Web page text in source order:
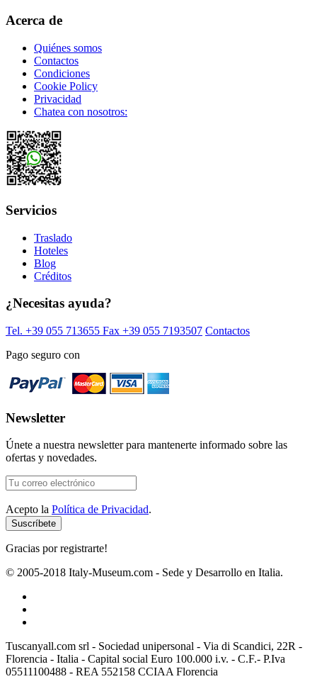
Acerca de
Quiénes somos
Contactos
Condiciones
Cookie Policy
Privacidad
Chatea con nosotros:
Servicios
Traslado
Hoteles
Blog
Créditos
¿Necesitas ayuda?
Tel. +39 055 713655 Fax +39 055 7193507 Contactos
Pago seguro con
Newsletter
Únete a nuestra newsletter para mantenerte informado sobre las
ofertas y novedades.
Acepto la Política de Privacidad.
Gracias por registrarte!
© 2005-2018 Italy-Museum.com - Sede y Desarrollo en Italia.
Tuscanyall.com srl - Sociedad unipersonal - Via di Scandici, 22R -
Florencia - Italia - Capital social Euro 100.000 i.v. - C.F.- P.Iva
05511100488 - REA 552158 CCIAA Florencia